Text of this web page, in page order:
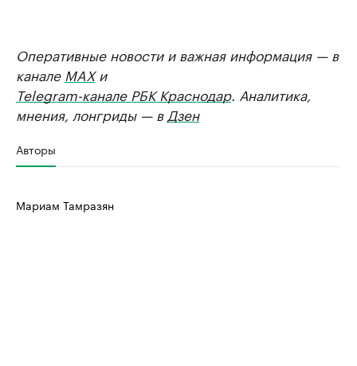
Оперативные новости и важная информация — в
канале MAXи
Telegram-канале РБК Краснодар. Аналитика,
мнения, лонгриды — в Дзен
Авторы
Мариам Тамразян